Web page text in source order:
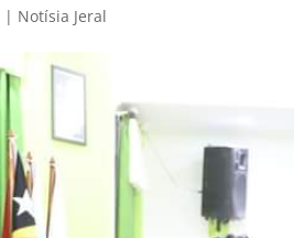
| Notísia Jeral